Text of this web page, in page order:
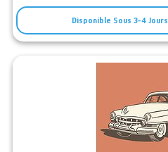
Disponible Sous 3-4 Jours